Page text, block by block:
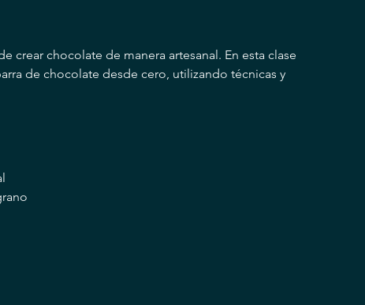
crear chocolate de manera artesanal. En esta clase
de chocolate desde cero, utilizando técnicas y